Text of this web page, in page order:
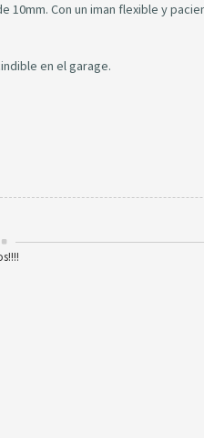
Con un iman flexible y
en el garage.